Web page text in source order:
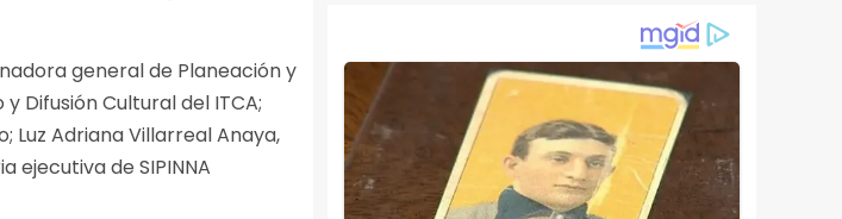
general de Planeación y
Difusión Cultural del ITCA;
Adriana Villarreal Anaya,
ejecutiva de SIPINNA